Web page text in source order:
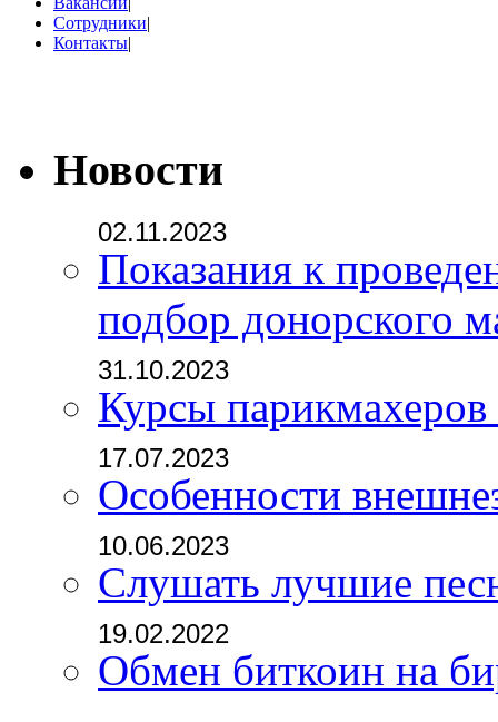
Сотрудники|
Контакты|
Новости
02.11.2023
Показания к
подбор донорского
31.10.2023
Курсы
17.07.2023
Особенности
10.06.2023
Слушать лучшие
19.02.2022
Обмен биткоин на